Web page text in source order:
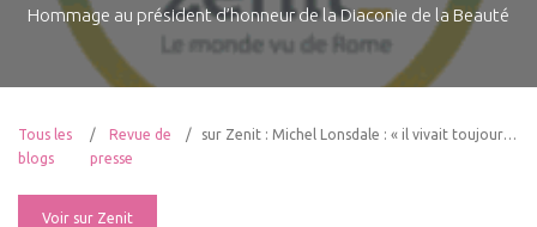
Hommage au président d’honneur de la Diaconie de la Beauté
Tous les
blogs
Revue de
presse
sur Zenit : Michel Lonsdale : « il vivait toujours avec Dieu, avec l’Amour »
Voir sur Zenit